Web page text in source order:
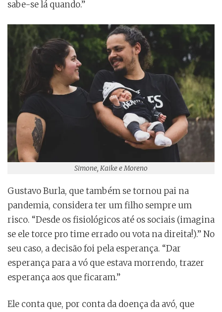
sabe-se lá quando.”
Simone, Kaike e Moreno
Gustavo Burla, que também se tornou pai na
pandemia, considera ter um filho sempre um
risco. “Desde os fisiológicos até os sociais (imagina
se ele torce pro time errado ou vota na direita!).” No
seu caso, a decisão foi pela esperança. “Dar
esperança para a vó que estava morrendo, trazer
esperança aos que ficaram.”
Ele conta que, por conta da doença da avó, que